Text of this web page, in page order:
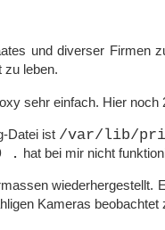
und diverser Firmen
zu leben.
sehr einfach. Hier
Datei ist /var/lib/
. hat bei mir nicht
Kameras